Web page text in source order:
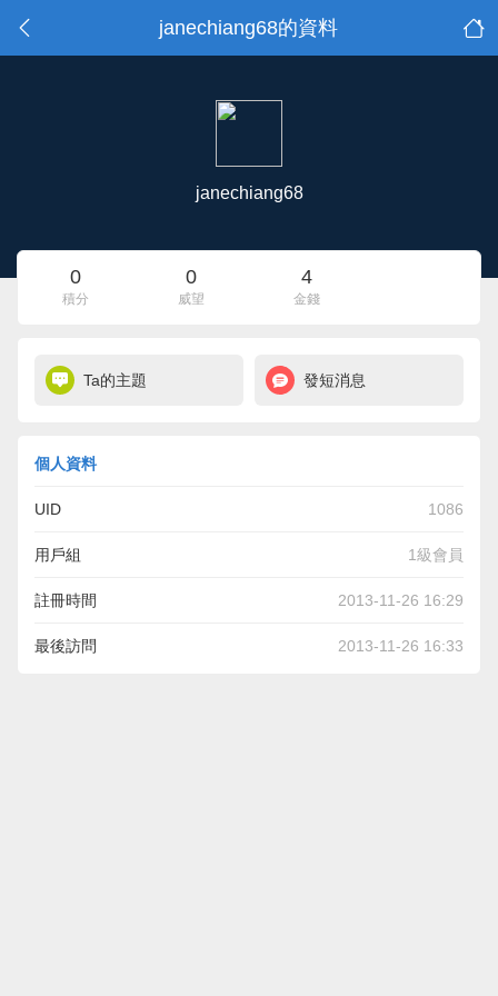
janechiang68的資料
janechiang68
0
積分
0
威望
4
金錢
Ta的主題 發短消息
個人資料
UID 1086
用戶組 1級會員
註冊時間 2013-11-26 16:29
最後訪問 2013-11-26 16:33